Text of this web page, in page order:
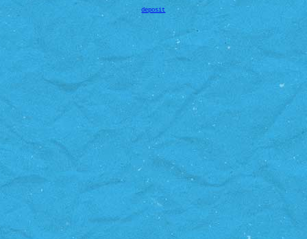
deposit